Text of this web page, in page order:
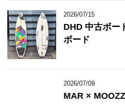
2026/07/15
DHD 中古ボー
ボード
2026/07/09
MAR ×